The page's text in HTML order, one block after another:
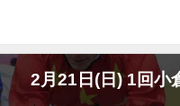
2月21日(日) 1回小